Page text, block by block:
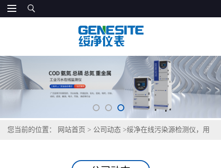
网站首页>公司动态>绥净在线污染源检测仪，用